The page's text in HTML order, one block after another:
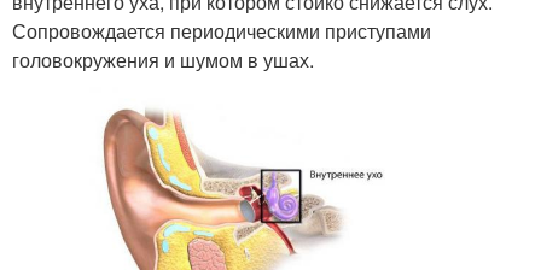
Сопровождается периодическими приступами
головокружения и шумом в ушах.